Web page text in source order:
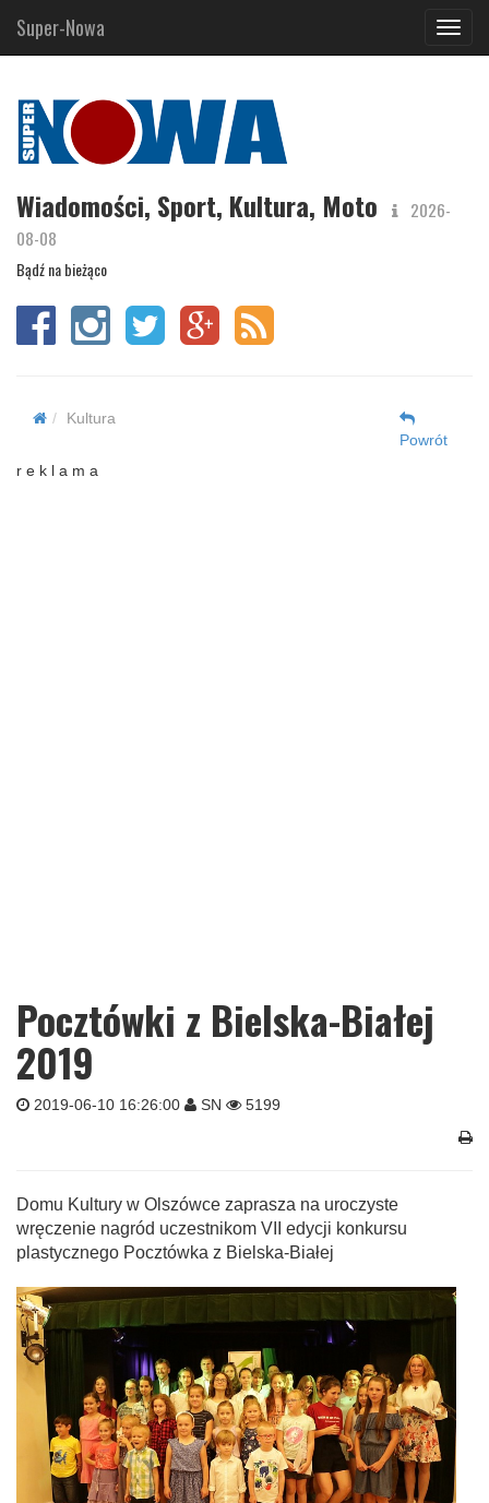
Super-Nowa
Wiadomości, Sport, Kultura, Moto
2026-
08-08
Bądź na bieżąco
Kultura
Powrót
r e k l a m a
Pocztówki z Bielska-Białej
2019
2019-06-10 16:26:00 SN 5199
Domu Kultury w Olszówce zaprasza na uroczyste
wręczenie nagród uczestnikom VII edycji konkursu
plastycznego Pocztówka z Bielska-Białej